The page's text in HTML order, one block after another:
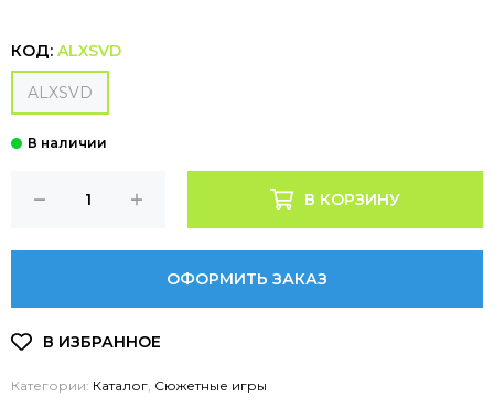
КОД: ALXSVD
ALXSVD
В КОРЗИНУ
ОФОРМИТЬ ЗАКАЗ
Категории: Каталог Сюжетные игры